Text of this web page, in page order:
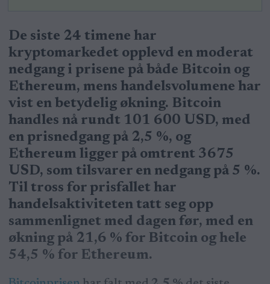
De siste 24 timene har
kryptomarkedet opplevd en moderat
nedgang i prisene på både Bitcoin og
Ethereum, mens handelsvolumene har
vist en betydelig økning. Bitcoin
handles nå rundt 101 600 USD, med
en prisnedgang på 2,5 %, og
Ethereum ligger på omtrent 3675
USD, som tilsvarer en nedgang på 5 %.
Til tross for prisfallet har
handelsaktiviteten tatt seg opp
sammenlignet med dagen før, med en
økning på 21,6 % for Bitcoin og hele
54,5 % for Ethereum.